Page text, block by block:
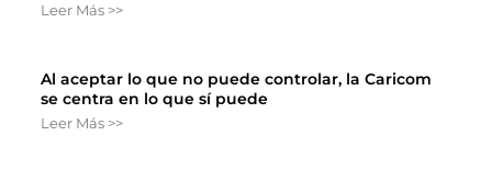
Leer Más >>
Al aceptar lo que no puede controlar, la Caricom
se centra en lo que sí puede
Leer Más >>